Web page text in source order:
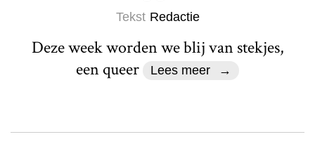
Tekst Redactie
Deze week worden we blij van stekjes,
een queer
Lees meer